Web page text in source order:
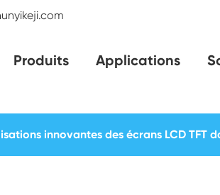
Produits Applications
innovantes des écrans LCD TFT